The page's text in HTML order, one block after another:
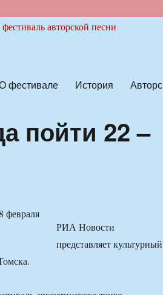
фестивале История
пойти 22 –
РИА Новости
представляет культурный